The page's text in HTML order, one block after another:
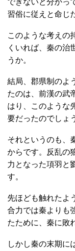
習俗に従えと命じ
このような考えの
くいれば、秦の治
うか。
結局、郡県制のよ
たのは、前漢の武
はり、このような
要だったのでしょ
それというのも、
からです。反乱の
力となった項羽
す。
先ほども触れたよ
合力では秦よりも
たために、秦に敗
しかし秦の末期に